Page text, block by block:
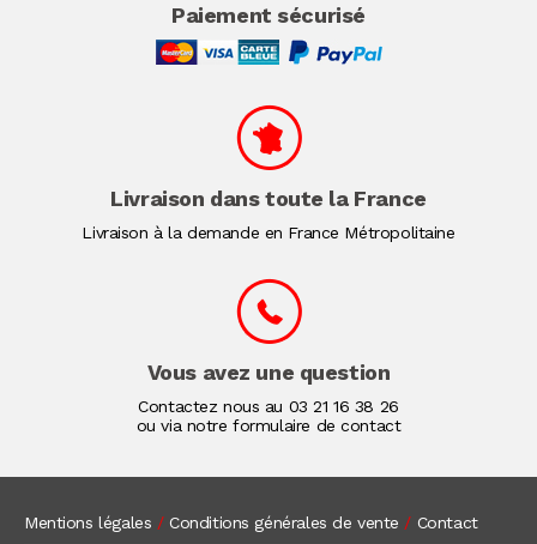
Paiement sécurisé
Livraison dans toute la France
Livraison à la demande en France Métropolitaine
Vous avez une question
Contactez nous au 03 21 16 38 26
ou via notre formulaire de contact
Mentions légales / Conditions générales de vente / Contact